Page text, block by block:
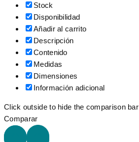
Stock
Disponibilidad
Añadir al carrito
Descripción
Contenido
Medidas
Dimensiones
Información adicional
Click outside to hide the comparison bar
Comparar